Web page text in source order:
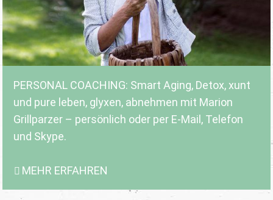
PERSONAL COACHING: Smart Aging, Detox, xunt
und pure leben, glyxen, abnehmen mit Marion
Grillparzer – persönlich oder per E-Mail, Telefon
und Skype.
MEHR ERFAHREN